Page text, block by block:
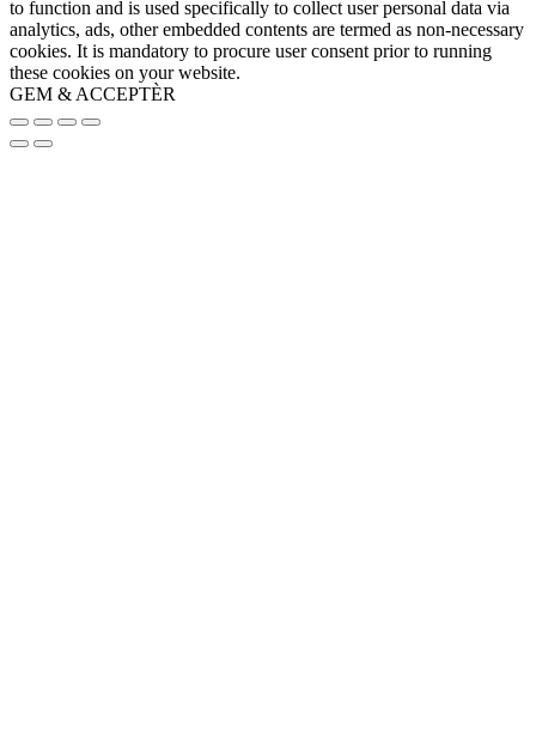
to function and is used specifically to collect user personal data via
analytics, ads, other embedded contents are termed as non-necessary
cookies. It is mandatory to procure user consent prior to running
these cookies on your website.
GEM & ACCEPTÈR